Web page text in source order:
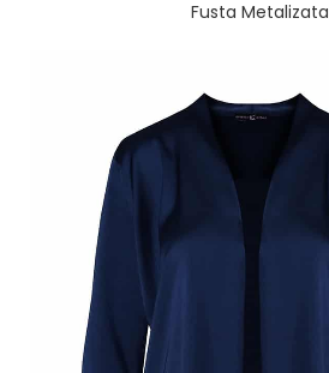
Fusta Metalizata